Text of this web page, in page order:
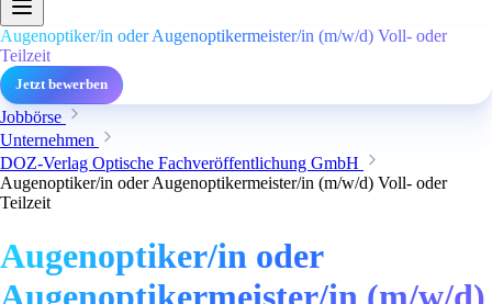
Augenoptiker/in oder Augenoptikermeister/in (m/w/d) Voll- oder
Teilzeit
Jetzt bewerben
Jobbörse
Unternehmen
DOZ-Verlag Optische Fachveröffentlichung GmbH
Augenoptiker/in oder Augenoptikermeister/in (m/w/d) Voll- oder
Teilzeit
Augenoptiker/in oder